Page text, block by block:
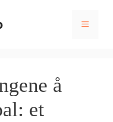
Meny
å
et